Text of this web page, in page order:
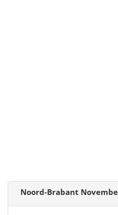
Noord-Brabant